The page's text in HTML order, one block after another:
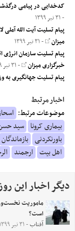
کدخدایی در پیامی
- ۳۱ تیر ۱۳۹۹
پیام تسلیت آیت الله
میزان - ۳۱ تیر ۱۳۹۹
پیام تسلیت سازمان
خبرگزاری میزان - ۳۱ تیر ۱۳۹۹
پیام تسلیت جهانگیری به
اخبار مرتبط
موضوعات مرتبط:
بیماری کرونا سید
باورنکردنی بازماندگان
اهل بیت ارجمند
دیگر اخبار این
ماموریت
است؟
آفتاب- ۳۱ تیر ۱۳۹۹